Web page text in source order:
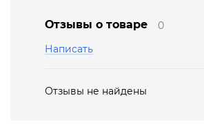
Отзывы о товаре
0
Написать
Отзывы не найдены